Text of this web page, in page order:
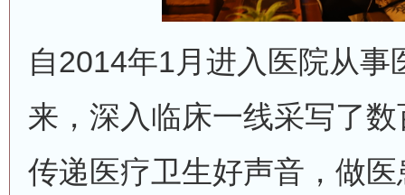
自2014年1月进入医院从事
来，深入临床一线采写了
传递医疗卫生好声音，做